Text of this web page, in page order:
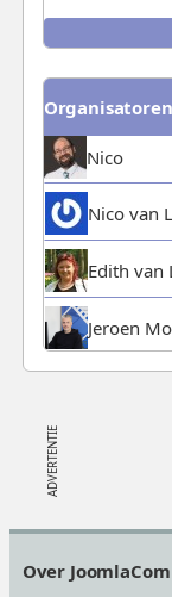
/
Afmelden
Organisatoren
Nico
Nico van
Edith van
Jeroen
Over